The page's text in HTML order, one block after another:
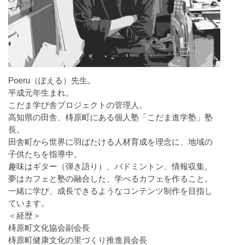
Poeru（ぽえる）先生。
平成元年生まれ。
こだま学び舎プロジェクトの管理人。
高知県の田舎、梼原町にある個人塾「こだま進学塾」塾
長。
田舎町から世界に羽ばたける人材育成を理念に、地域の
子供たちを指導中。
趣味はギター（弾き語り）、バドミントン、情報収集。
夢はカフェと塾の融合した、学べるカフェを作ること。
一緒に学び、成長できるようなコンテンツ制作を目指し
ています。
＜経歴＞
梼原町文化協会副会長
梼原町健康文化の里づくり推進員会長